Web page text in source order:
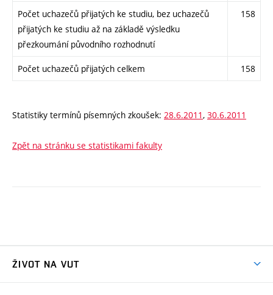
Počet uchazečů přijatých ke studiu, bez uchazečů
přijatých ke studiu až na základě výsledku
přezkoumání původního rozhodnutí
158
Počet uchazečů přijatých celkem 158
Statistiky termínů písemných zkoušek: 28.6.2011 , 30.6.2011
Zpět na stránku se statistikami fakulty
ŽIVOT NA VUT